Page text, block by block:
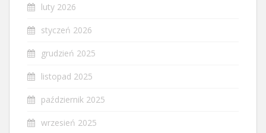
luty 2026
styczeń 2026
grudzień 2025
listopad 2025
październik 2025
wrzesień 2025